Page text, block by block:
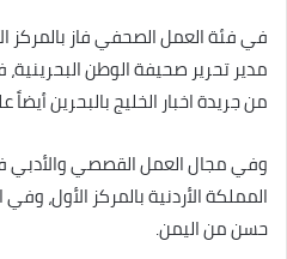
في فئة العمل الصحفي فاز بالمركز
مدير تحرير صحيفة الوطن
من جريدة اخبار الخليج بالبحرين أيضاً
وفي مجال العمل القصصي والأدبي
المملكة الأردنية بالمركز الأول،
حسن من اليمن.